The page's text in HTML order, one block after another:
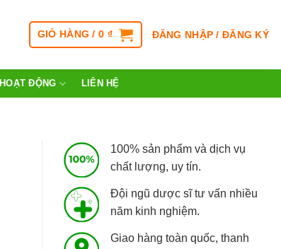
GIỎ HÀNG /0 ₫ ĐĂNG NHẬP / ĐĂNG KÝ
HOẠT ĐỘNG LIÊN HỆ
100% sản phẩm và dịch vụ
chất lượng, uy tín.
Đội ngũ dược sĩ tư vấn nhiều
năm kinh nghiệm.
Giao hàng toàn quốc, thanh